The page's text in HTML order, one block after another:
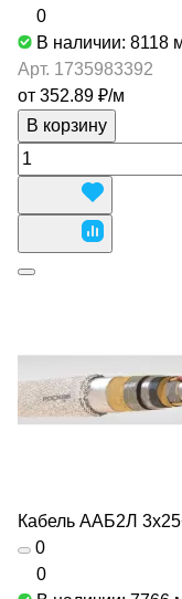
0
В наличии: 8118
Арт. 1735983392
от 352.89 ₽/м
В корзину
Кабель ААБ2Л
0
0